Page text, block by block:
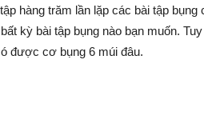
hàng trăm lần lặp các bài tập
kỳ bài tập bụng nào bạn muốn.
được cơ bụng 6 múi đâu.